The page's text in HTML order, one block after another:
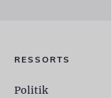
RESSORTS
Politik